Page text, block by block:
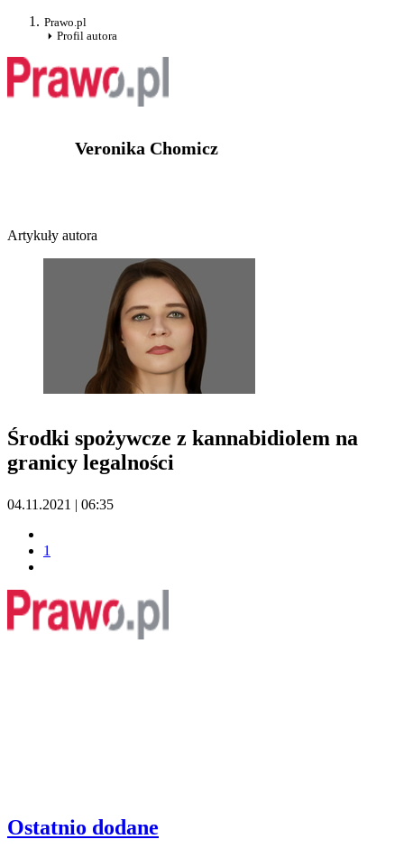
Prawo.pl
Profil autora
Veronika Chomicz
Artykuły autora
Środki spożywcze z kannabidiolem na
granicy legalności
04.11.2021 | 06:35
1
Ostatnio dodane